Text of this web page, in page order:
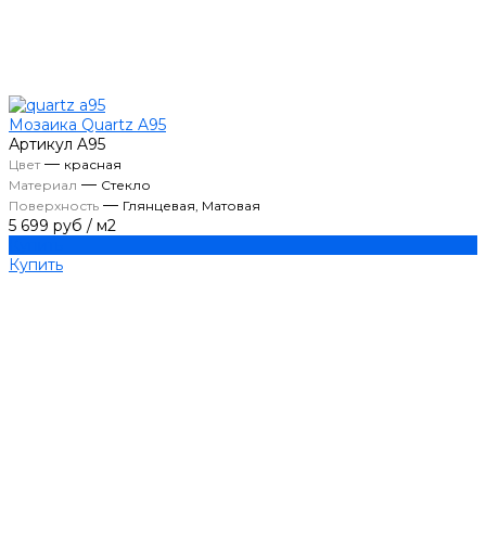
Мозаика Quartz A95
Артикул A95
Цвет— красная
Материал — Стекло
Поверхность — Глянцевая, Матовая
5 699 руб / м2
Купить